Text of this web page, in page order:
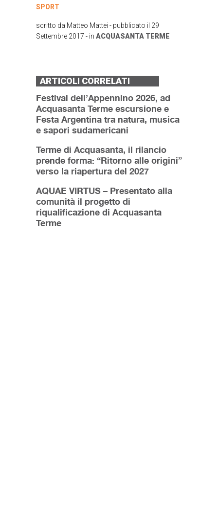
SPORT
scritto da Matteo Mattei - pubblicato il 29
Settembre 2017 - in ACQUASANTA TERME
ARTICOLI CORRELATI
Festival dell’Appennino 2026, ad
Acquasanta Terme escursione e
Festa Argentina tra natura, musica
e sapori sudamericani
Terme di Acquasanta, il rilancio
prende forma: “Ritorno alle origini”
verso la riapertura del 2027
AQUAE VIRTUS – Presentato alla
comunità il progetto di
riqualificazione di Acquasanta
Terme